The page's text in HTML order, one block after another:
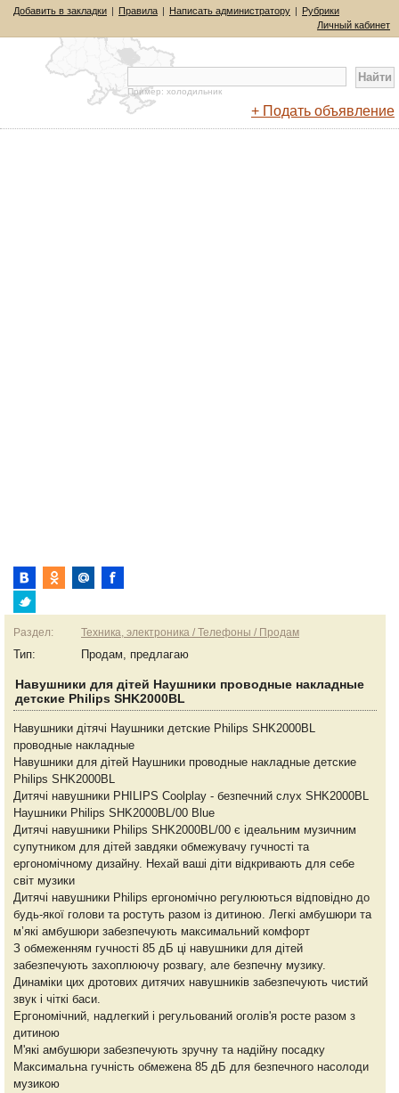
Добавить в закладки | Правила | Написать администратору | Рубрики
Личный кабинет
Пример: холодильник
+ Подать объявление
Раздел: Техника, электроника / Телефоны / Продам
Тип: Продам, предлагаю
Навушники для дітей Наушники проводные накладные
детские Philips SHK2000BL
Навушники дітячі Наушники детские Philips SHK2000BL
проводные накладные
Навушники для дітей Наушники проводные накладные детские
Philips SHK2000BL
Дитячі навушники PHILIPS Coolplay - безпечний слух SHK2000BL
Наушники Philips SHK2000BL/00 Blue
Дитячі навушники Philips SHK2000BL/00 є ідеальним музичним
супутником для дітей завдяки обмежувачу гучності та
ергономічному дизайну. Нехай ваші діти відкривають для себе
світ музики
Дитячі навушники Philips ергономічно регулюються відповідно до
будь-якої голови та ростуть разом із дитиною. Легкі амбушюри та
м’які амбушюри забезпечують максимальний комфорт
З обмеженням гучності 85 дБ ці навушники для дітей
забезпечують захоплюючу розвагу, але безпечну музику.
Динаміки цих дротових дитячих навушників забезпечують чистий
звук і чіткі баси.
Ергономічний, надлегкий і регульований оголів'я росте разом з
дитиною
М'які амбушюри забезпечують зручну та надійну посадку
Максимальна гучність обмежена 85 дБ для безпечного насолоди
музикою